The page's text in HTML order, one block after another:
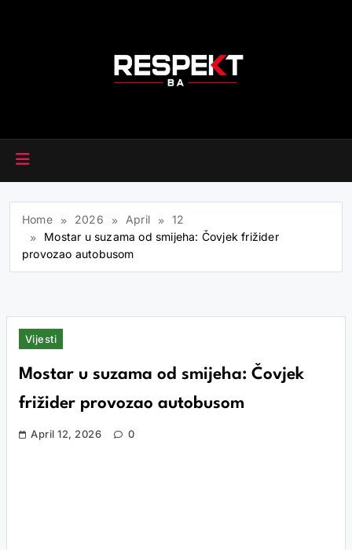
Home 2026 April
12
Mostar u suzama od smijeha: Čovjek frižider
provozao autobusom
Vijesti
Mostar u suzama od smijeha: Čovjek
frižider provozao autobusom
April 12, 2026 0